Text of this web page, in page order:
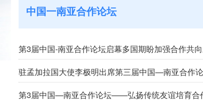
中国一南亚合作论坛
第3届中国-南亚合作论坛启幕多国期盼加强合作共
驻孟加拉国大使李极明出席第三届中国—南亚合作
第3届中国—南亚合作论坛——弘扬传统友谊培育合